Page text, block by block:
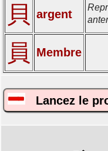
貝 argent
員 Membre
Lancez le